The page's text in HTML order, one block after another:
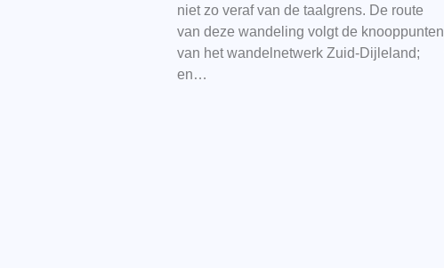
niet zo veraf van de taalgrens. De route
van deze wandeling volgt de knooppunten
van het wandelnetwerk Zuid-Dijleland;
en…